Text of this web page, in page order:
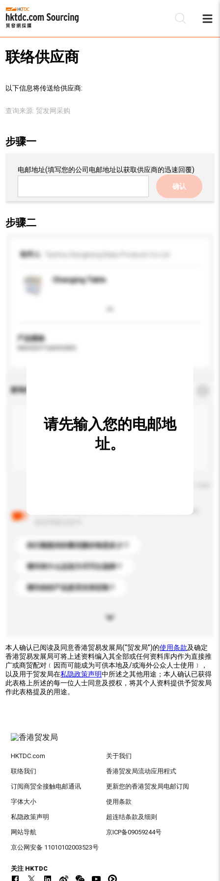
联络供应商
以下信息将传送给供应商:
查询来源: 贸发网采购
步骤一
电邮地址(填写您的公司电邮地址以获取供应商的迅速回覆)
确认
步骤二
收件人
Changing Table
产品规格
查询内容
以下是其他买家提出的常见问题。点击以将它们添加到
你们能提供的最优惠价格是多少？
请问有什么运送方式可以选择？
请问你的产品是否支持定制？
请先输入您的电邮地
址。
本人确认已阅读及同意香港贸易发展局(“贸发局”)的使用条款及确定
香港贸易发展局可将上述资料编入其全部或任何资料库内作为直接推
广或商贸配对﹝因而可能成为可供本地及/或海外公众人士使用﹞，
以及用于贸发局在私隐政策声明中所述之其他用途；本人确认已获得
此表格上所述的每一位人士同意及授权，将其个人资料提供予贸发局
作此表格提及的用途。
HKTDC.com 关于我们
联络我们 香港贸发局流动应用程式
订阅商贸全接触电邮通讯 更新您的香港贸发局电邮订阅
字体大小 使用条款
私隐政策声明 超连结条款及细则
网站导航 京ICP备09059244号
京公网安备 11010102003523号
关注 HKTDC